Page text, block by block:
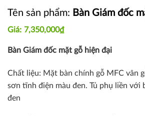
Tên sản phẩm: Bàn Giám đốc
7,350,000₫
Bàn Giám đốc mặt gỗ hiện đại
Chất liệu: Mặt bàn chính gỗ MFC vân
sơn tĩnh điện màu đen. Tủ phụ liền với
đen